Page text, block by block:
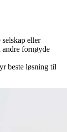
eller
andre fornøyde
beste løsning til